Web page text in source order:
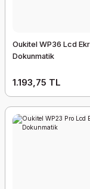
Oukitel WP36 Lcd
Dokunmatik
1.193,75 TL